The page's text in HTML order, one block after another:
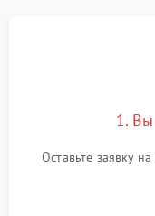
1. Вы
Оставьте заявку